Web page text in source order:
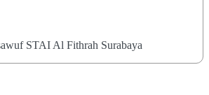
STAI Al Fithrah Surabaya